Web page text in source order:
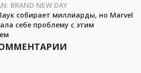
BRAND NEW DAY
собирает миллиарды, но Marvel
себе проблему с этим